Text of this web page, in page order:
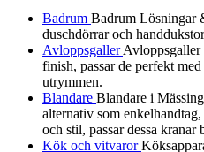
Badrum Badrum Lösningar
duschdörrar och
Avloppsgaller
finish, passar de perfekt
utrymmen.
Blandare Blandare i
alternativ som
och stil, passar dessa
Kök och vitvaror